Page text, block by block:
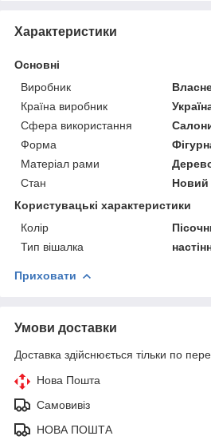
Характеристики
Основні
Виробник
Країна виробник
Сфера використання
Форма
Матеріал рами
Стан
Новий
Користувацькі характеристики
Колір
Тип вішалка
Приховати
Умови доставки
Доставка здійснюється тільки по
Нова Пошта
Самовивіз
НОВА ПОШТА